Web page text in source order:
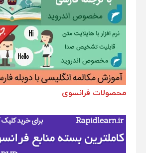
محصولات فرانسوی